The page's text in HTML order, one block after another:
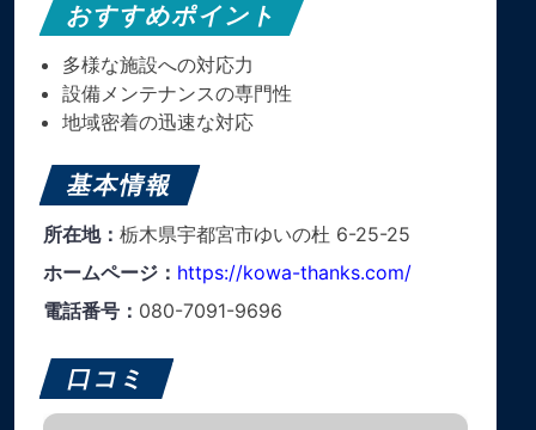
おすすめポイント
多様な施設への対応力
設備メンテナンスの専門性
地域密着の迅速な対応
基本情報
所在地： 栃木県宇都宮市ゆいの杜 6-25-25
ホームページ： https://kowa-thanks.com/
電話番号： 080-7091-9696
口コミ